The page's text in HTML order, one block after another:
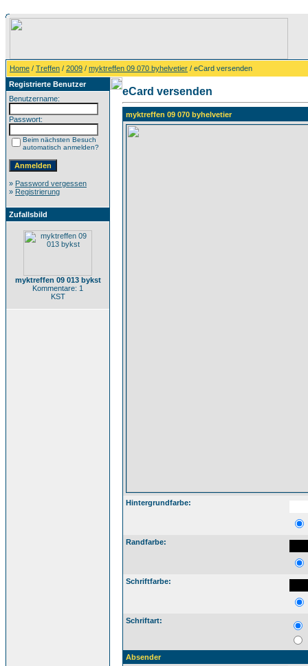
Home / Treffen / 2009 / myktreffen 09 070 byhelvetier / eCard versenden
Registrierte Benutzer
Benutzername:
Passwort:
Beim nächsten Besuch
automatisch anmelden?
» Password vergessen
» Registrierung
Zufallsbild
myktreffen 09 013 bykst
Kommentare: 1
KST
eCard versenden
myktreffen 09 070 byhelvetier
Hintergrundfarbe:
Randfarbe:
Schriftfarbe:
Schriftart:
Absender